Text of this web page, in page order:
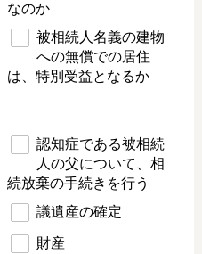
なのか
被相続人名義の建物
への無償での居住
は、特別受益となるか
認知症である被相続
人の父について、相
続放棄の手続きを行う
議遺産の確定
財産